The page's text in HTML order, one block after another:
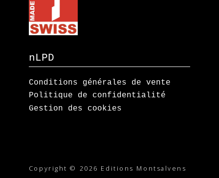
nLPD
Conditions générales de vente
Politique de confidentialité
Gestion des cookies
Copyright © 2026 Editions Montsalvens